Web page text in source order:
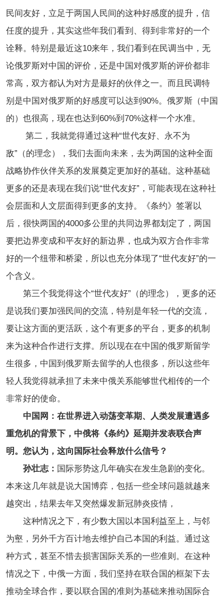
民间友好，立足于两国人民间的这种好感度的提升，信
任度的提升，其实这些年我们看到、得到非常好的一个
诠释。特别是最近这10来年，我们看到在民调当中，无
论俄罗斯对中国的评价，还是中国对俄罗斯的评价都非
常高，双方都认为对方是最好的伙伴之一。而且民调特
别是中国对俄罗斯的好感度可以达到90%。俄罗斯（中国
的）也很高，现在也达到60%到70%这样一个水准。
第二，我就觉得通过这种“世代友好、永不为
敌”（的理念），我们去面向未来，去为两国的这种全面
战略协作伙伴关系的发展奠定更加好的基础。这种基础
更多的还是表现在我们说“世代友好”，可能表现在这种社
会层面和人文层面得到更多的支持。
《条约》签署以
后，很快两国的4000多公里的共同边界都划定了，两国
要把边界变成和平友好的新边界，也成为双方合作非常
好的一个纽带和桥梁，所以也充分体现了“世代友好”的一
个含义。
第三个我觉得这个“世代友好”（的理念），更多的还
是说我们要加强民间的交流，特别是年轻一代的交流，
要让这方面的更活跃，这个有更多的平台，更多的机制
来为这种合作进行支撑。所以现在在中国的俄罗斯留学
生很多，中国到俄罗斯去留学的人也很多，所以这些年
轻人我觉得就承担了未来中俄关系能够世代相传的一个
非常好的使命。
中国网：在世界进入动荡变革期、人类发展遭遇多
重危机的背景下，中俄将《条约》延期并发表联合声
明。您认为，这向国际社会释放什么信号？
孙壮志： 国际形势这几年确实在发生急剧的变化。
本来这几年就是说大国博弈，包括一些全球问题就越来
越突出，结果去年又突然爆发新冠肺炎疫情，
这种情况之下，有少数大国以本国利益至上，与邻
为壑，另外千方百计地去维护自己本国的利益。通过这
种方式，甚至不惜去损害国际关系的一些准则。在这种
情况之下，中俄一方面，我们坚持在联合国的框架下去
推动全球合作，要以联合国的准则为基础来推动国际合